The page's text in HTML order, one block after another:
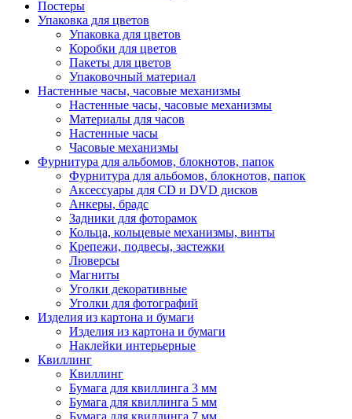
Постеры
Упаковка для цветов
Упаковка для цветов
Коробки для цветов
Пакеты для цветов
Упаковочный материал
Настенные часы, часовые механизмы
Настенные часы, часовые механизмы
Материалы для часов
Настенные часы
Часовые механизмы
Фурнитура для альбомов, блокнотов, папок
Фурнитура для альбомов, блокнотов, папок
Аксессуары для CD и DVD дисков
Анкеры, брадс
Задники для фоторамок
Кольца, кольцевые механизмы, винты
Крепежи, подвесы, застежки
Люверсы
Магниты
Уголки декоративные
Уголки для фотографий
Изделия из картона и бумаги
Изделия из картона и бумаги
Наклейки интерьерные
Квиллинг
Квиллинг
Бумага для квиллинга 3 мм
Бумага для квиллинга 5 мм
Бумага для квиллинга 7 мм